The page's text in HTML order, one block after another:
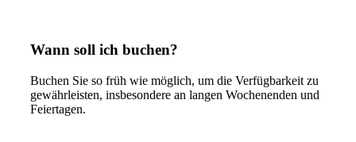
Wann soll ich buchen?
Buchen Sie so früh wie möglich, um die Verfügbarkeit zu
gewährleisten, insbesondere an langen Wochenenden und
Feiertagen.